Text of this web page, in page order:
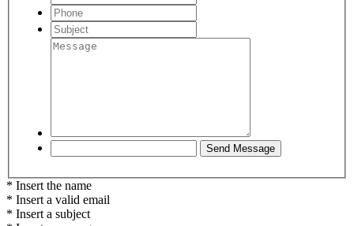
* Insert the name
* Insert a valid email
* Insert a subject